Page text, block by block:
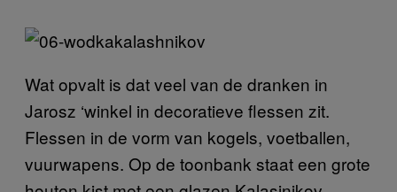
Wat opvalt is dat veel van de dranken in
Jarosz ‘winkel in decoratieve flessen zit.
Flessen in de vorm van kogels, voetballen,
vuurwapens. Op de toonbank staat een grote